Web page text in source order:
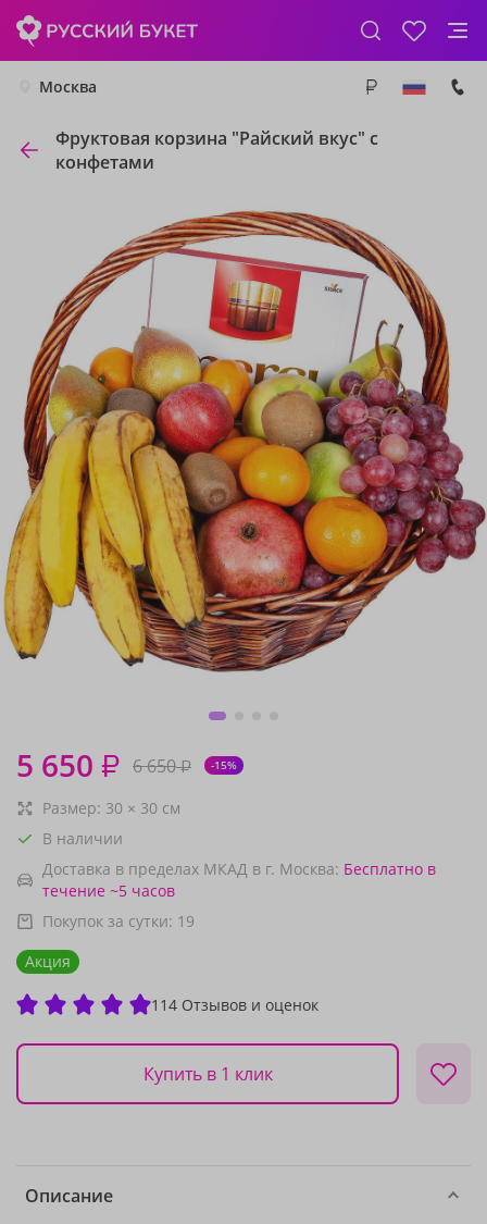
Москва
Фруктовая корзина "Райский вкус" с
конфетами
5 650 ₽ 6 650₽ -15%
Размер: 30 × 30 см
В наличии
Доставка в пределах МКАД в г. Москва: Бесплатно в
течение ~5 часов
Покупок за сутки: 19
Акция
114 Отзывов и оценок
Купить в 1 клик
Описание